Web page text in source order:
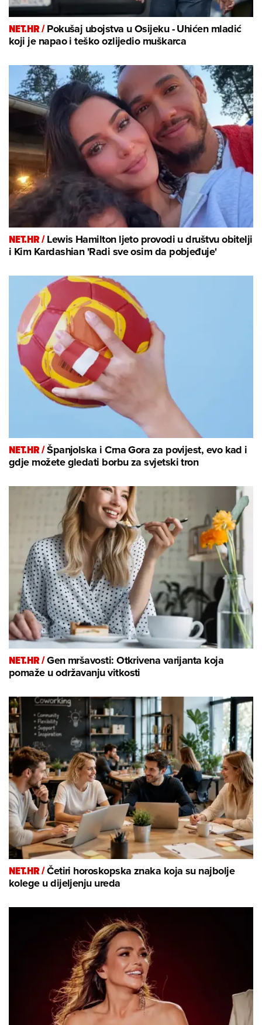
NET.HR /Pokušaj ubojstva u Osijeku - Uhićen mladić
koji je napao i teško ozlijedio muškarca
NET.HR /Lewis Hamilton ljeto provodi u društvu obitelji
i Kim Kardashian 'Radi sve osim da pobjeđuje'
NET.HR /Španjolska i Crna Gora za povijest, evo kad i
gdje možete gledati borbu za svjetski tron
NET.HR /Gen mršavosti: Otkrivena varijanta koja
pomaže u održavanju vitkosti
NET.HR /Četiri horoskopska znaka koja su najbolje
kolege u dijeljenju ureda